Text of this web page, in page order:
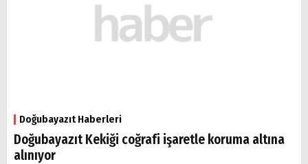
Doğubayazıt Haberleri
Doğubayazıt Kekiği coğrafi işaretle koruma altına
alınıyor